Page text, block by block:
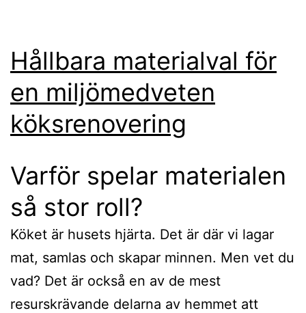
Hållbara materialval för
en miljömedveten
köksrenovering
Varför spelar materialen
så stor roll?
Köket är husets hjärta. Det är där vi lagar
mat, samlas och skapar minnen. Men vet du
vad? Det är också en av de mest
resurskrävande delarna av hemmet att